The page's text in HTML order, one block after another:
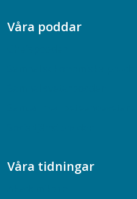
Våra poddar
Våra tidningar